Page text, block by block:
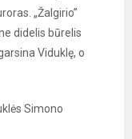
„Žalgirio”
didelis būrelis
Viduklę, o
Simono